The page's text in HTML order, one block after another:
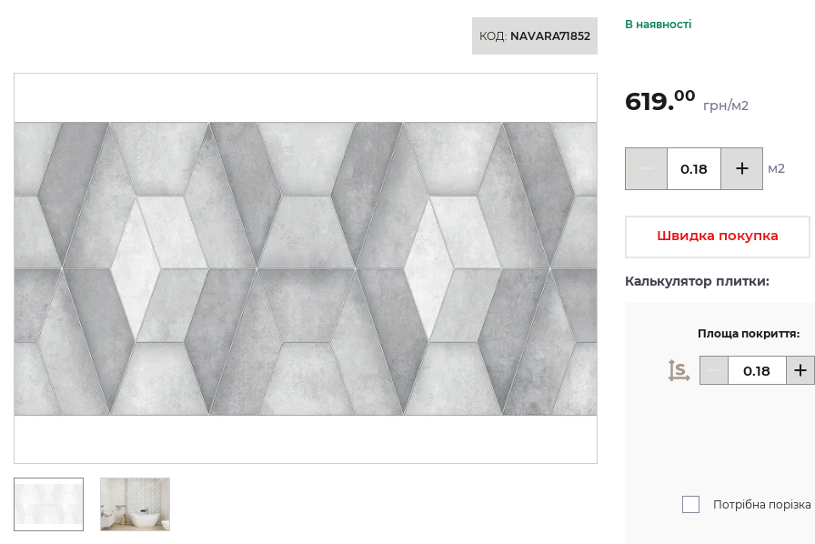
КОД: NAVARA71852
В наявності
619.00
грн/м2
м2
Швидка покупка
Калькулятор плитки:
Площа покриття:
Потрібна порізка